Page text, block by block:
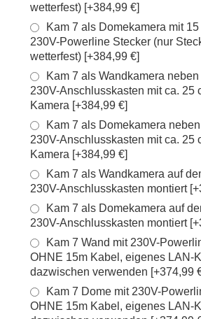
wetterfest) [+384,99 €]
Kam 7 als Domekamera mit
230V-Powerline Stecker (nur
wetterfest) [+384,99 €]
Kam 7 als Wandkamera
230V-Anschlusskasten mit ca. 25
Kamera [+384,99 €]
Kam 7 als Domekamera
230V-Anschlusskasten mit ca. 25
Kamera [+384,99 €]
Kam 7 als Wandkamera auf
230V-Anschlusskasten montiert
Kam 7 als Domekamera auf
230V-Anschlusskasten montiert
Kam 7 Wand mit 230V-
OHNE 15m Kabel, eigenes LAN-
dazwischen verwenden [+374,99
Kam 7 Dome mit 230V-
OHNE 15m Kabel, eigenes LAN-